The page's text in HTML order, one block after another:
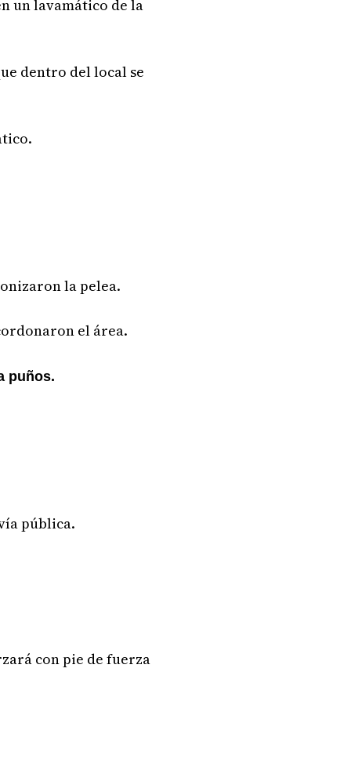
un lavamático de la
dentro del local se
la pelea.
el área.
puños.
pública.
con pie de fuerza